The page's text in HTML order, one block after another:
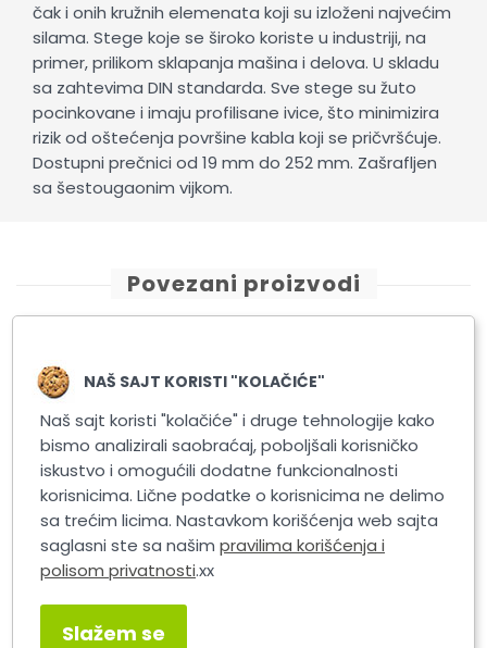
čak i onih kružnih elemenata koji su izloženi najvećim
silama. Stege koje se široko koriste u industriji, na
primer, prilikom sklapanja mašina i delova. U skladu
sa zahtevima DIN standarda. Sve stege su žuto
pocinkovane i imaju profilisane ivice, što minimizira
rizik od oštećenja površine kabla koji se pričvršćuje.
Dostupni prečnici od 19 mm do 252 mm. Zašrafljen
sa šestougaonim vijkom.
Povezani proizvodi
Masner PRIMA POWER
240-252
NAŠ SAJT KORISTI "KOLAČIĆE"
Naš sajt koristi "kolačiće" i druge tehnologije kako
bismo analizirali saobraćaj, poboljšali korisničko
iskustvo i omogućili dodatne funkcionalnosti
korisnicima. Lične podatke o korisnicima ne delimo
sa trećim licima. Nastavkom korišćenja web sajta
saglasni ste sa našimpravilima korišćenja i
polisom privatnosti.xx
Slažem se